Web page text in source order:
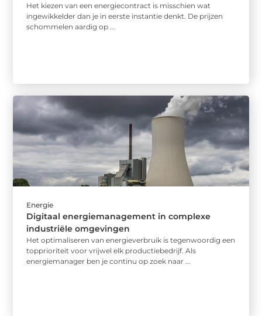
Het kiezen van een energiecontract is misschien wat
ingewikkelder dan je in eerste instantie denkt. De prijzen
schommelen aardig op ...
Energie
Digitaal energiemanagement in complexe
industriële omgevingen
Het optimaliseren van energieverbruik is tegenwoordig een
topprioriteit voor vrijwel elk productiebedrijf. Als
energiemanager ben je continu op zoek naar ...